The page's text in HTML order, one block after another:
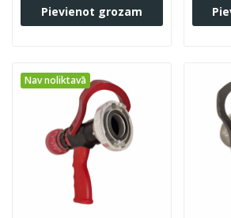
Pievienot grozam
Nav noliktavā